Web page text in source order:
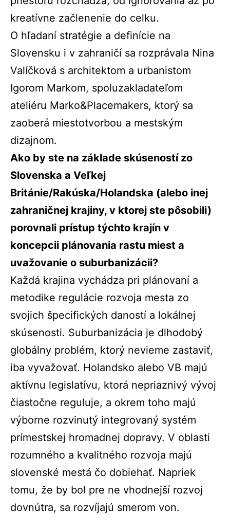
kreatívne začlenenie do celku.
O hľadaní stratégie a definície na
Slovensku i v zahraničí sa rozprávala Nina
Valíčková s architektom a urbanistom
Igorom Markom, spoluzakladateľom
ateliéru Marko&Placemakers, ktorý sa
zaoberá miestotvorbou a mestským
dizajnom.
Ako by ste na základe skúseností zo
Slovenska a Veľkej
Británie/Rakúska/Holandska (alebo inej
zahraničnej krajiny, v ktorej ste pôsobili)
porovnali prístup týchto krajín v
koncepcii plánovania rastu miest a
uvažovanie o suburbanizácii?
Každá krajina vychádza pri plánovaní a
metodike regulácie rozvoja mesta zo
svojich špecifických daností a lokálnej
skúsenosti. Suburbanizácia je dlhodobý
globálny problém, ktorý nevieme zastaviť,
iba vyvažovať. Holandsko alebo VB majú
aktívnu legislatívu, ktorá nepriaznivý vývoj
čiastočne reguluje, a okrem toho majú
výborne rozvinutý integrovaný systém
prímestskej hromadnej dopravy. V oblasti
rozumného a kvalitného rozvoja majú
slovenské mestá čo dobiehať. Napriek
tomu, že by bol pre ne vhodnejší rozvoj
dovnútra, sa rozvíjajú smerom von.